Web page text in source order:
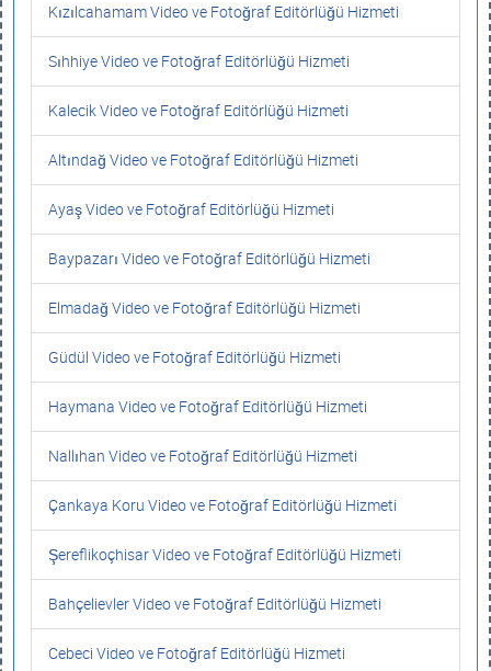
Kızılcahamam Video ve Fotoğraf Editörlüğü Hizmeti
Sıhhiye Video ve Fotoğraf Editörlüğü Hizmeti
Kalecik Video ve Fotoğraf Editörlüğü Hizmeti
Altındağ Video ve Fotoğraf Editörlüğü Hizmeti
Ayaş Video ve Fotoğraf Editörlüğü Hizmeti
Baypazarı Video ve Fotoğraf Editörlüğü Hizmeti
Elmadağ Video ve Fotoğraf Editörlüğü Hizmeti
Güdül Video ve Fotoğraf Editörlüğü Hizmeti
Haymana Video ve Fotoğraf Editörlüğü Hizmeti
Nallıhan Video ve Fotoğraf Editörlüğü Hizmeti
Çankaya Koru Video ve Fotoğraf Editörlüğü Hizmeti
Şereflikoçhisar Video ve Fotoğraf Editörlüğü Hizmeti
Bahçelievler Video ve Fotoğraf Editörlüğü Hizmeti
Cebeci Video ve Fotoğraf Editörlüğü Hizmeti